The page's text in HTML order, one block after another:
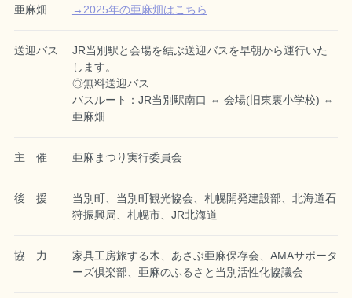
亜麻畑 →2025年の亜麻畑はこちら
送迎バス
JR当別駅と会場を結ぶ送迎バスを早朝から運行いた
します。
◎無料送迎バス
バスルート：JR当別駅南口 ⇔ 会場(旧東裏小学校) ⇔
亜麻畑
主 催 亜麻まつり実行委員会
後 援
当別町、当別町観光協会、札幌開発建設部、北海道石
狩振興局、札幌市、JR北海道
協 力
家具工房旅する木、あさぶ亜麻保存会、AMAサポータ
ーズ倶楽部、亜麻のふるさと当別活性化協議会